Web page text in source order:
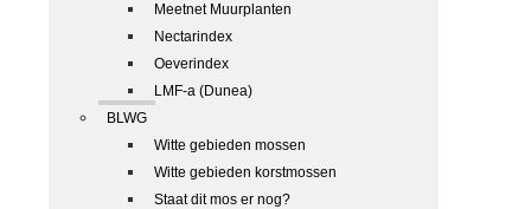
Meetnet Muurplanten
Nectarindex
Oeverindex
LMF-a (Dunea)
BLWG
Witte gebieden mossen
Witte gebieden korstmossen
Staat dit mos er nog?